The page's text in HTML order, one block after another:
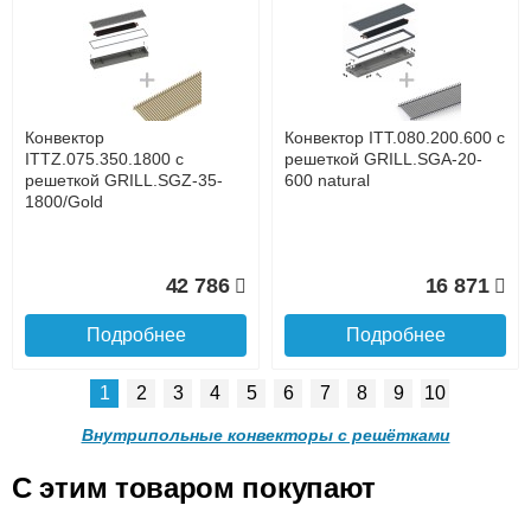
до подъезда
услуга платная
Конвектор ITTL.070.160.800
с решеткой GRILL.SGWL-
16-800 орех.
20 904
Подробнее
Конвектор ITTL.070.160.900
с решеткой GRILL.SGWL-
16-900 орех.
21 495
Конвектор
ITTL.070.160.1000 с
решеткой GRILL.SGWL-16-
Конвектор
ITTL.070.160.1100 с
решеткой GRILL.SGWL-16-
Конвектор
ITTZ.075.350.1800 с
решеткой GRILL.SGZ-35-
1800/Gold
42 786
Подробнее
Конвектор ITT.080.200.600 с
решеткой GRILL.SGA-20-
600 natural
16 871
Подробнее
1 2 3 4 5 6 7 8 9 10
Внутрипольные конвекторы с решётками
C этим товаром покупают